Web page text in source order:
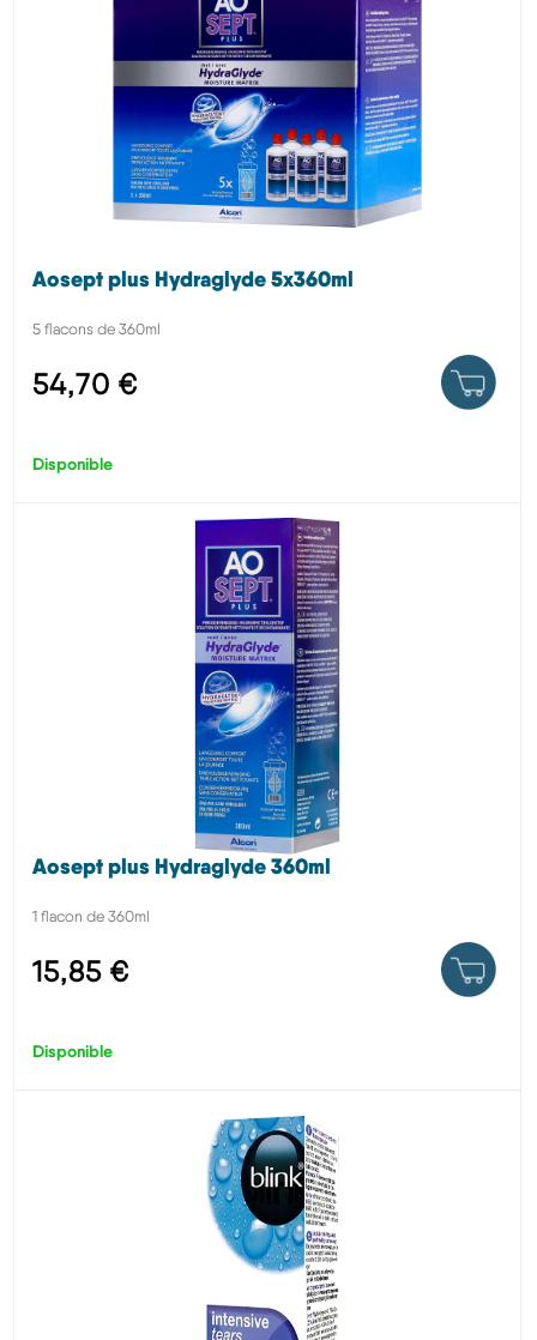
Aosept plus Hydraglyde 5x360ml
5 flacons de 360ml
54,70 €
Disponible
Aosept plus Hydraglyde 360ml
1 flacon de 360ml
15,85 €
Disponible